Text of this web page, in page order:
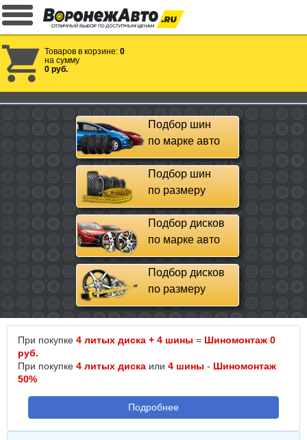
Товаров в корзине: 0
на сумму
0 руб.
Подбор шин
по марке авто
Подбор шин
по размеру
Подбор дисков
по марке авто
Подбор дисков
по размеру
При покупке 4 литых диска + 4 шины = Шиномонтаж 0
руб.
При покупке 4 литых диска или 4 шины - Шиномонтаж
50%
Подробнее